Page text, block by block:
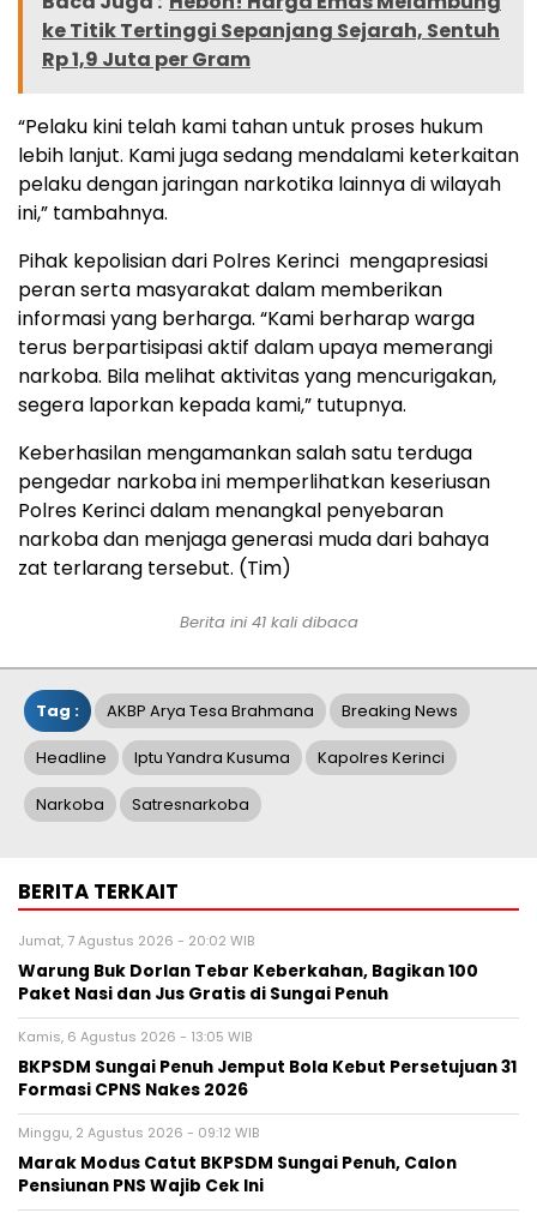
ke Titik Tertinggi Sepanjang Sejarah, Sentuh
Rp 1,9 Juta per Gram
“Pelaku kini telah kami tahan untuk proses hukum
lebih lanjut. Kami juga sedang mendalami keterkaitan
pelaku dengan jaringan narkotika lainnya di wilayah
ini,” tambahnya.
Pihak kepolisian dari Polres Kerinci mengapresiasi
peran serta masyarakat dalam memberikan
informasi yang berharga. “Kami berharap warga
terus berpartisipasi aktif dalam upaya memerangi
narkoba. Bila melihat aktivitas yang mencurigakan,
segera laporkan kepada kami,” tutupnya.
Keberhasilan mengamankan salah satu terduga
pengedar narkoba ini memperlihatkan keseriusan
Polres Kerinci dalam menangkal penyebaran
narkoba dan menjaga generasi muda dari bahaya
zat terlarang tersebut. (Tim)
Berita ini 41 kali dibaca
Tag : AKBP Arya Tesa Brahmana Breaking News
Headline Iptu Yandra Kusuma Kapolres Kerinci
Narkoba Satresnarkoba
BERITA TERKAIT
Jumat, 7 Agustus 2026 - 20:02 WIB
Warung Buk Dorlan Tebar Keberkahan, Bagikan 100
Paket Nasi dan Jus Gratis di Sungai Penuh
Kamis, 6 Agustus 2026 - 13:05 WIB
BKPSDM Sungai Penuh Jemput Bola Kebut Persetujuan 31
Formasi CPNS Nakes 2026
Minggu, 2 Agustus 2026 - 09:12 WIB
Marak Modus Catut BKPSDM Sungai Penuh, Calon
Pensiunan PNS Wajib Cek Ini